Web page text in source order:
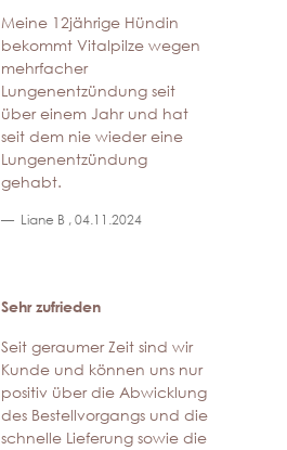
Meine 12jährige Hündin
bekommt Vitalpilze wegen
mehrfacher
Lungenentzündung seit
über einem Jahr und hat
seit dem nie wieder eine
Lungenentzündung
gehabt.
Liane B , 04.11.2024
Sehr zufrieden
Seit geraumer Zeit sind wir
Kunde und können uns nur
positiv über die Abwicklung
des Bestellvorgangs und die
schnelle Lieferung sowie die